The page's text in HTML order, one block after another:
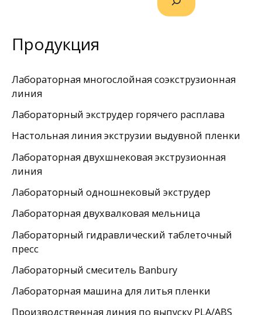
Продукция
Лабораторная многослойная соэкструзионная
линия
Лабораторный экструдер горячего расплава
Настольная линия экструзии выдувной пленки
Лабораторная двухшнековая экструзионная
линия
Лабораторный одношнековый экструдер
Лабораторная двухвалковая мельница
Лабораторный гидравлический таблеточный
пресс
Лабораторный смеситель Banbury
Лабораторная машина для литья пленки
Производственная линия по выпуску PLA/ABS